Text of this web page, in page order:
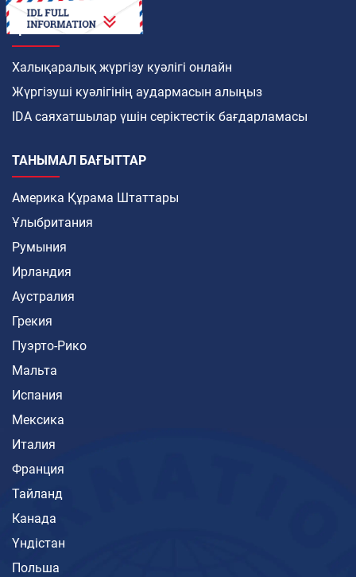
ҚАЛАЙ
Халықаралық жүргізу куәлігі онлайн
Жүргізуші куәлігінің аудармасын алыңыз
IDA саяхатшылар үшін серіктестік бағдарламасы
ТАНЫМАЛ БАҒЫТТАР
Америка Құрама Штаттары
Ұлыбритания
Румыния
Ирландия
Аустралия
Грекия
Пуэрто-Рико
Мальта
Испания
Мексика
Италия
Франция
Тайланд
Канада
Үндістан
Польша